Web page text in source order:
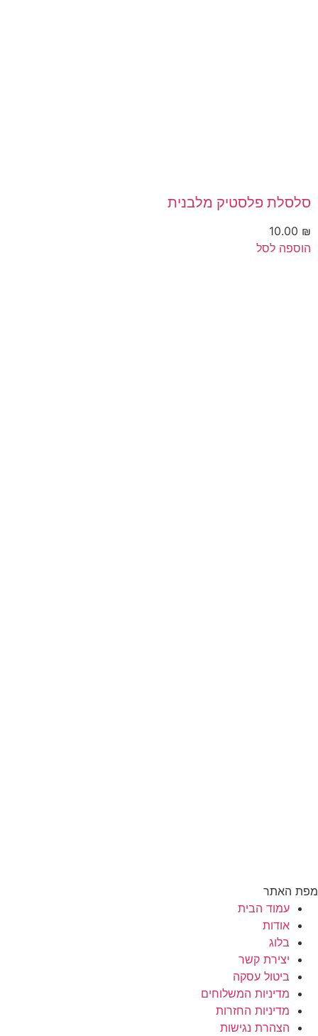
סלסלת פלסטיק מלבנית
10.00 ₪
הוספה לסל
מפת האתר
עמוד הבית
אודות
בלוג
יצירת קשר
ביטול עסקה
מדיניות המשלוחים
מדיניות החזרות
הצהרת נגישות